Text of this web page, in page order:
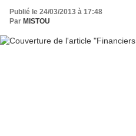
Publié le 24/03/2013 à 17:48
Par MISTOU